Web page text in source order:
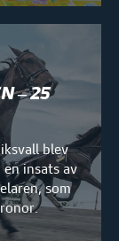
– 25
blev
insats av
som